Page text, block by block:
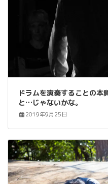
ドラムを演奏することの本
と…じゃないかな。
2019年9月25日